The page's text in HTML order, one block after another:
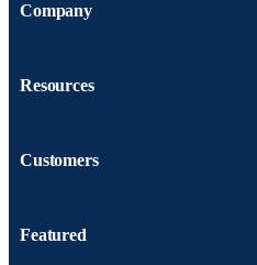
Company
Resources
Customers
Featured